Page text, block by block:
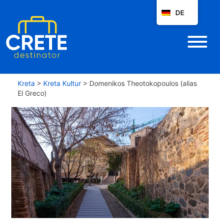
Kreta > Kreta Kultur > Domenikos Theotokopoulos (alias
El Greco)
DE